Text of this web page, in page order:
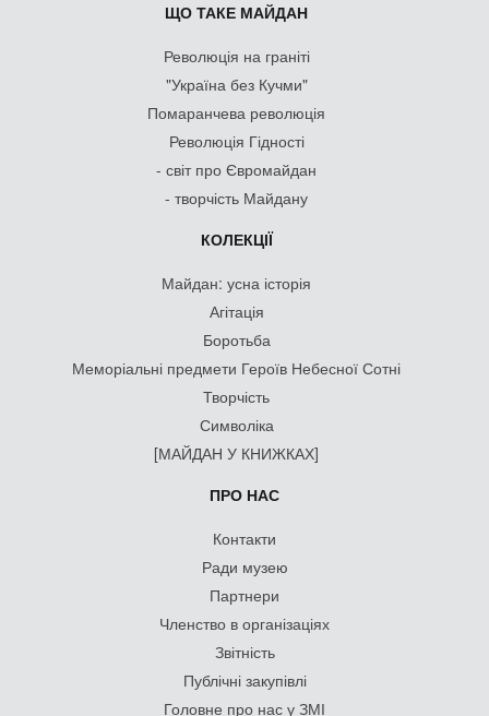
ЩО ТАКЕ МАЙДАН
Революція на граніті
"Україна без Кучми"
Помаранчева революція
Революція Гідності
- світ про Євромайдан
- творчість Майдану
КОЛЕКЦІЇ
Майдан: усна історія
Агітація
Боротьба
Меморіальні предмети Героїв Небесної Сотні
Творчість
Символіка
[МАЙДАН У КНИЖКАХ]
ПРО НАС
Контакти
Ради музею
Партнери
Членство в організаціях
Звітність
Публічні закупівлі
Головне про нас у ЗМІ